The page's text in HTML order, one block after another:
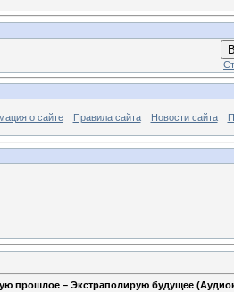
о сайте Правила сайта Новости сайта
прошлое – Экстраполирую будущее